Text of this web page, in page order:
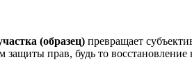
(образец) превращает
прав, будь то